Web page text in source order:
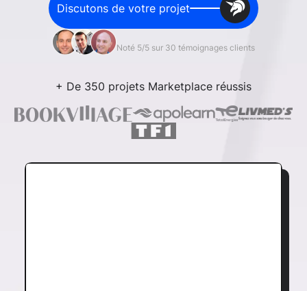
Discutons de votre projet
Noté 5/5 sur 30 témoignages clients
+ De 350 projets Marketplace réussis